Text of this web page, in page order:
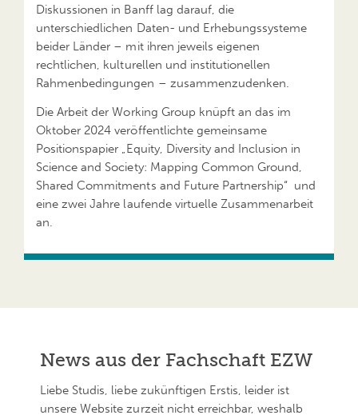
Diskussionen in Banff lag darauf, die
unterschiedlichen Daten- und Erhebungssysteme
beider Länder – mit ihren jeweils eigenen
rechtlichen, kulturellen und institutionellen
Rahmenbedingungen – zusammenzudenken.
Die Arbeit der Working Group knüpft an das im
Oktober 2024 veröffentlichte gemeinsame
Positionspapier „Equity, Diversity and Inclusion in
Science and Society: Mapping Common Ground,
Shared Commitments and Future Partnership“ und
eine zwei Jahre laufende virtuelle Zusammenarbeit
an.
News aus der Fachschaft EZW
Liebe Studis, liebe zukünftigen Erstis, leider ist
unsere Website zurzeit nicht erreichbar, weshalb